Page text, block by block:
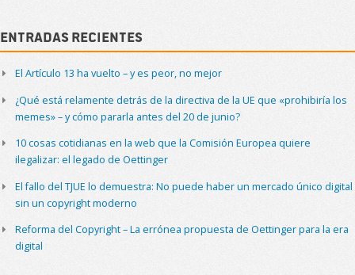
Entradas recientes
El Artículo 13 ha vuelto – y es peor, no mejor
¿Qué está relamente detrás de la directiva de la UE que «prohibiría los
memes» – y cómo pararla antes del 20 de junio?
10 cosas cotidianas en la web que la Comisión Europea quiere
ilegalizar: el legado de Oettinger
El fallo del TJUE lo demuestra: No puede haber un mercado único digital
sin un copyright moderno
Reforma del Copyright – La errónea propuesta de Oettinger para la era
digital